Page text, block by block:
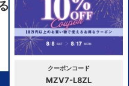
クーポンコード
MZV7-L8ZL
バリエーション